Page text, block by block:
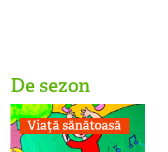
De sezon
Viaţă sănătoasă